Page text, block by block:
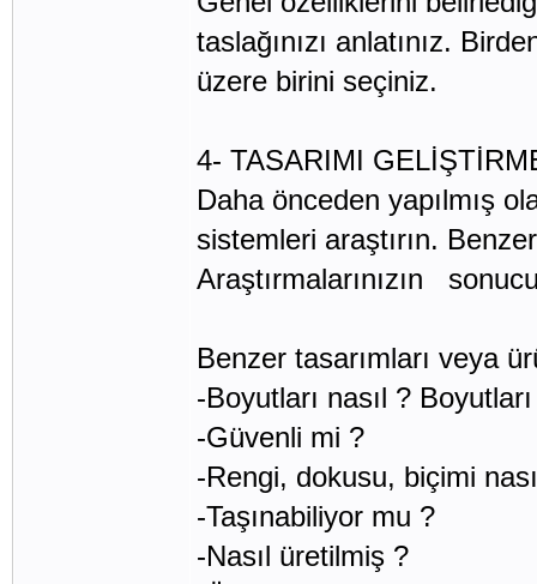
taslağınızı anlatınız.
üzere birini seçiniz.
4- TASARIMI
Daha önceden yapılmış
sistemleri araştırın.
Araştırmalarınızın
Benzer tasarımları veya
-Boyutları nasıl ?
-Güvenli mi ?
-Rengi, dokusu, biçimi
-Taşınabiliyor mu ?
-Nasıl üretilmiş ?